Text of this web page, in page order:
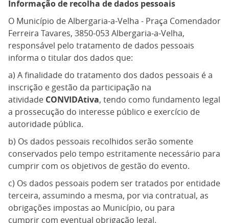
Informação de recolha de dados pessoais
O Município de Albergaria-a-Velha - Praça Comendador
Ferreira Tavares, 3850-053 Albergaria-a-Velha,
responsável pelo tratamento de dados pessoais
informa o titular dos dados que:
a) A finalidade do tratamento dos dados pessoais é a
inscrição e gestão da participação na
atividade CONVIDAtiva, tendo como fundamento legal
a prossecução do interesse público e exercício de
autoridade pública.
b) Os dados pessoais recolhidos serão somente
conservados pelo tempo estritamente necessário para
cumprir com os objetivos de gestão do evento.
c) Os dados pessoais podem ser tratados por entidade
terceira, assumindo a mesma, por via contratual, as
obrigações impostas ao Município, ou para
cumprir com eventual obrigação legal.